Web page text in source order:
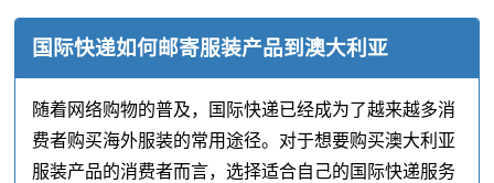
国际快递如何邮寄服装产品到澳大利亚
随着网络购物的普及，国际快递已经成为了越来越多消
费者购买海外服装的常用途径。对于想要购买澳大利亚
服装产品的消费者而言，选择适合自己的国际快递服务